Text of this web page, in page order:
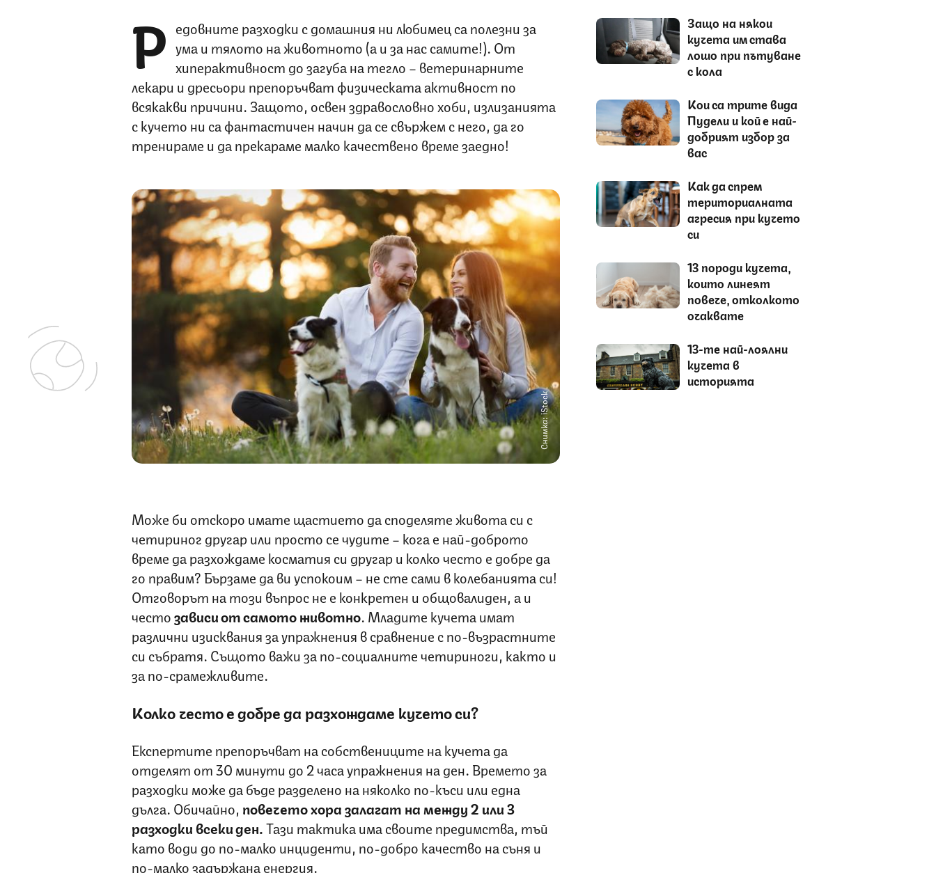
Р едовните разходки с домашния ни любимец са полезни за
ума и тялото на животното (а и за нас самите!). От
хиперактивност до загуба на тегло – ветеринарните
лекари и дресьори препоръчват физическата активност по
всякакви причини. Защото, освен здравословно хоби, излизанията
с кучето ни са фантастичен начин да се свържем с него, да го
тренираме и да прекараме малко качествено време заедно!
Снимка: iStock
Може би отскоро имате щастието да споделяте живота си с
четириног другар или просто се чудите – кога е най-доброто
време да разхождаме косматия си другар и колко често е добре да
го правим? Бързаме да ви успокоим – не сте сами в колебанията си!
Отговорът на този въпрос не е конкретен и общовалиден, а и
честозависи от самото животно. Младите кучета имат
различни изисквания за упражнения в сравнение с по-възрастните
си събратя. Същото важи за по-социалните четириноги, както и
за по-срамежливите.
Колко често е добре да разхождаме кучето си?
Експертите препоръчват на собствениците на кучета да
отделят от 30 минути до 2 часа упражнения на ден. Времето за
разходки може да бъде разделено на няколко по-къси или една
дълга. Обичайно, повечето хора залагат на между 2 или 3
разходки всеки ден.Тази тактика има своите предимства, тъй
като води до по-малко инциденти, по-добро качество на съня и
по-малко задържана енергия.
Защо на някои
кучета им става
лошо при пътуване
с кола
Кои са трите вида
Пудели и кой е най-
добрият избор за
вас
Как да спрем
териториалната
агресия при кучето
си
13 породи кучета,
които линеят
повече, отколкото
очаквате
13-те най-лоялни
кучета в
историята